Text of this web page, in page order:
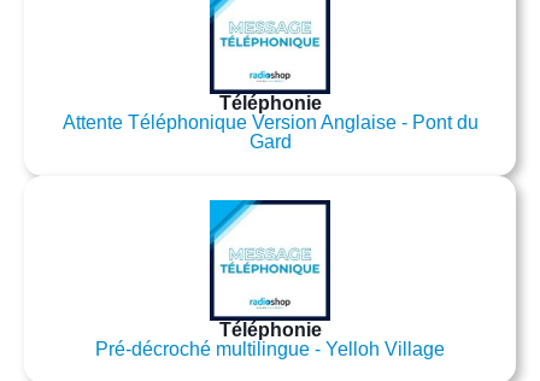
Téléphonie
Attente Téléphonique Version Anglaise - Pont du
Gard
Téléphonie
Pré-décroché multilingue - Yelloh Village